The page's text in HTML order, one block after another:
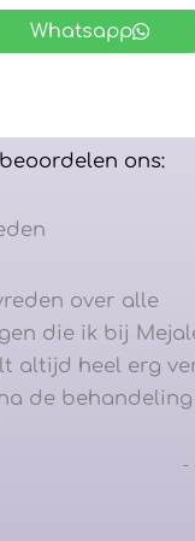
Whatsapp
ons:
over alle
die ik bij
altijd heel erg
de
-